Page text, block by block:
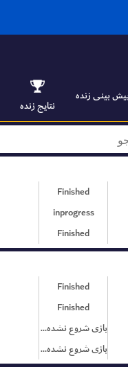
بینی زنده
نتایج زنده
Finished
inprogress
Finished
Finished
Finished
بازی شروع نشده است
بازی شروع نشده است